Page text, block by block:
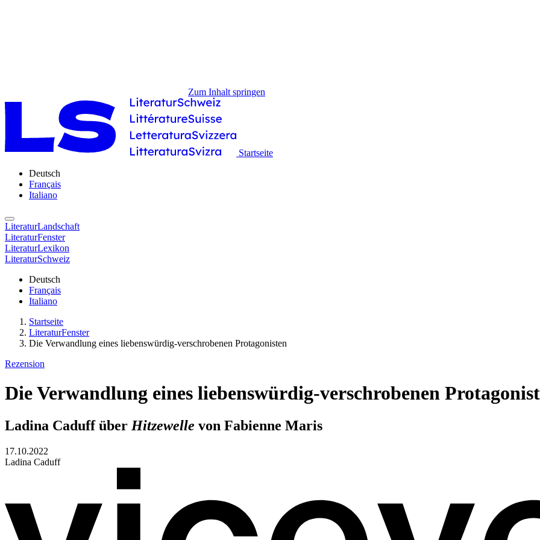
Zum Inhalt springen
Startseite
Deutsch
Français
Italiano
LiteraturLandschaft
LiteraturFenster
LiteraturLexikon
LiteraturSchweiz
Deutsch
Français
Italiano
Startseite
LiteraturFenster
Die Verwandlung eines liebenswürdig-verschrobenen Protagonisten
Rezension
Die Verwandlung eines liebenswürdig-verschrobenen
Ladina Caduff über Hitzewelle von Fabienne Maris
17.10.2022
Ladina Caduff